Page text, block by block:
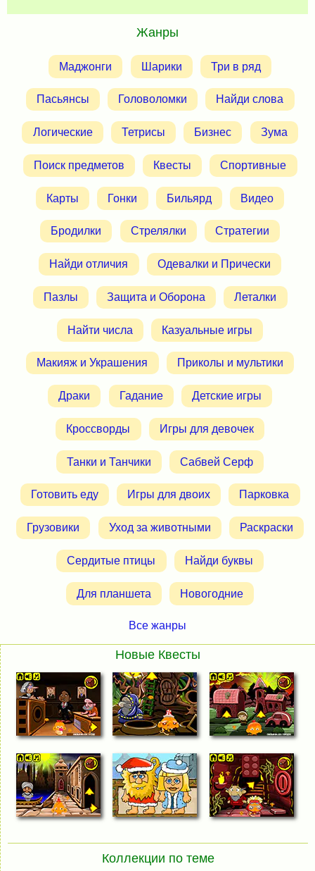
Жанры
Маджонги Шарики Три в ряд
Пасьянсы Головоломки Найди слова
Логические Тетрисы Бизнес Зума
Поиск предметов Квесты Спортивные
Карты Гонки Бильярд Видео
Бродилки Стрелялки Стратегии
Найди отличия Одевалки и Прически
Пазлы Защита и Оборона Леталки
Найти числа Казуальные игры
Макияж и Украшения Приколы и мультики
Драки Гадание Детские игры
Кроссворды Игры для девочек
Танки и Танчики Сабвей Серф
Готовить еду Игры для двоих Парковка
Грузовики Уход за животными Раскраски
Сердитые птицы Найди буквы
Для планшета Новогодние
Все жанры
Новые Квесты
Коллекции по теме